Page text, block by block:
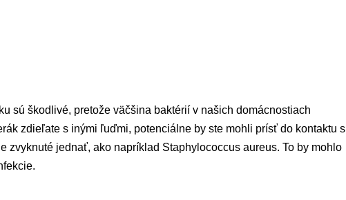
sú škodlivé, pretože väčšina baktérií v našich domácnostiach
zdieľate s inými ľuďmi, potenciálne by ste mohli prísť do kontaktu s
zvyknuté jednať, ako napríklad Staphylococcus aureus. To by mohlo